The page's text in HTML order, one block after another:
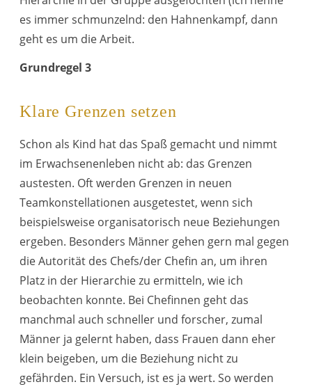
es immer schmunzelnd: den Hahnenkampf, dann
geht es um die Arbeit.
Grundregel 3
Klare Grenzen setzen
Schon als Kind hat das Spaß gemacht und nimmt
im Erwachsenenleben nicht ab: das Grenzen
austesten. Oft werden Grenzen in neuen
Teamkonstellationen ausgetestet, wenn sich
beispielsweise organisatorisch neue Beziehungen
ergeben. Besonders Männer gehen gern mal gegen
die Autorität des Chefs/der Chefin an, um ihren
Platz in der Hierarchie zu ermitteln, wie ich
beobachten konnte. Bei Chefinnen geht das
manchmal auch schneller und forscher, zumal
Männer ja gelernt haben, dass Frauen dann eher
klein beigeben, um die Beziehung nicht zu
gefährden. Ein Versuch, ist es ja wert. So werden